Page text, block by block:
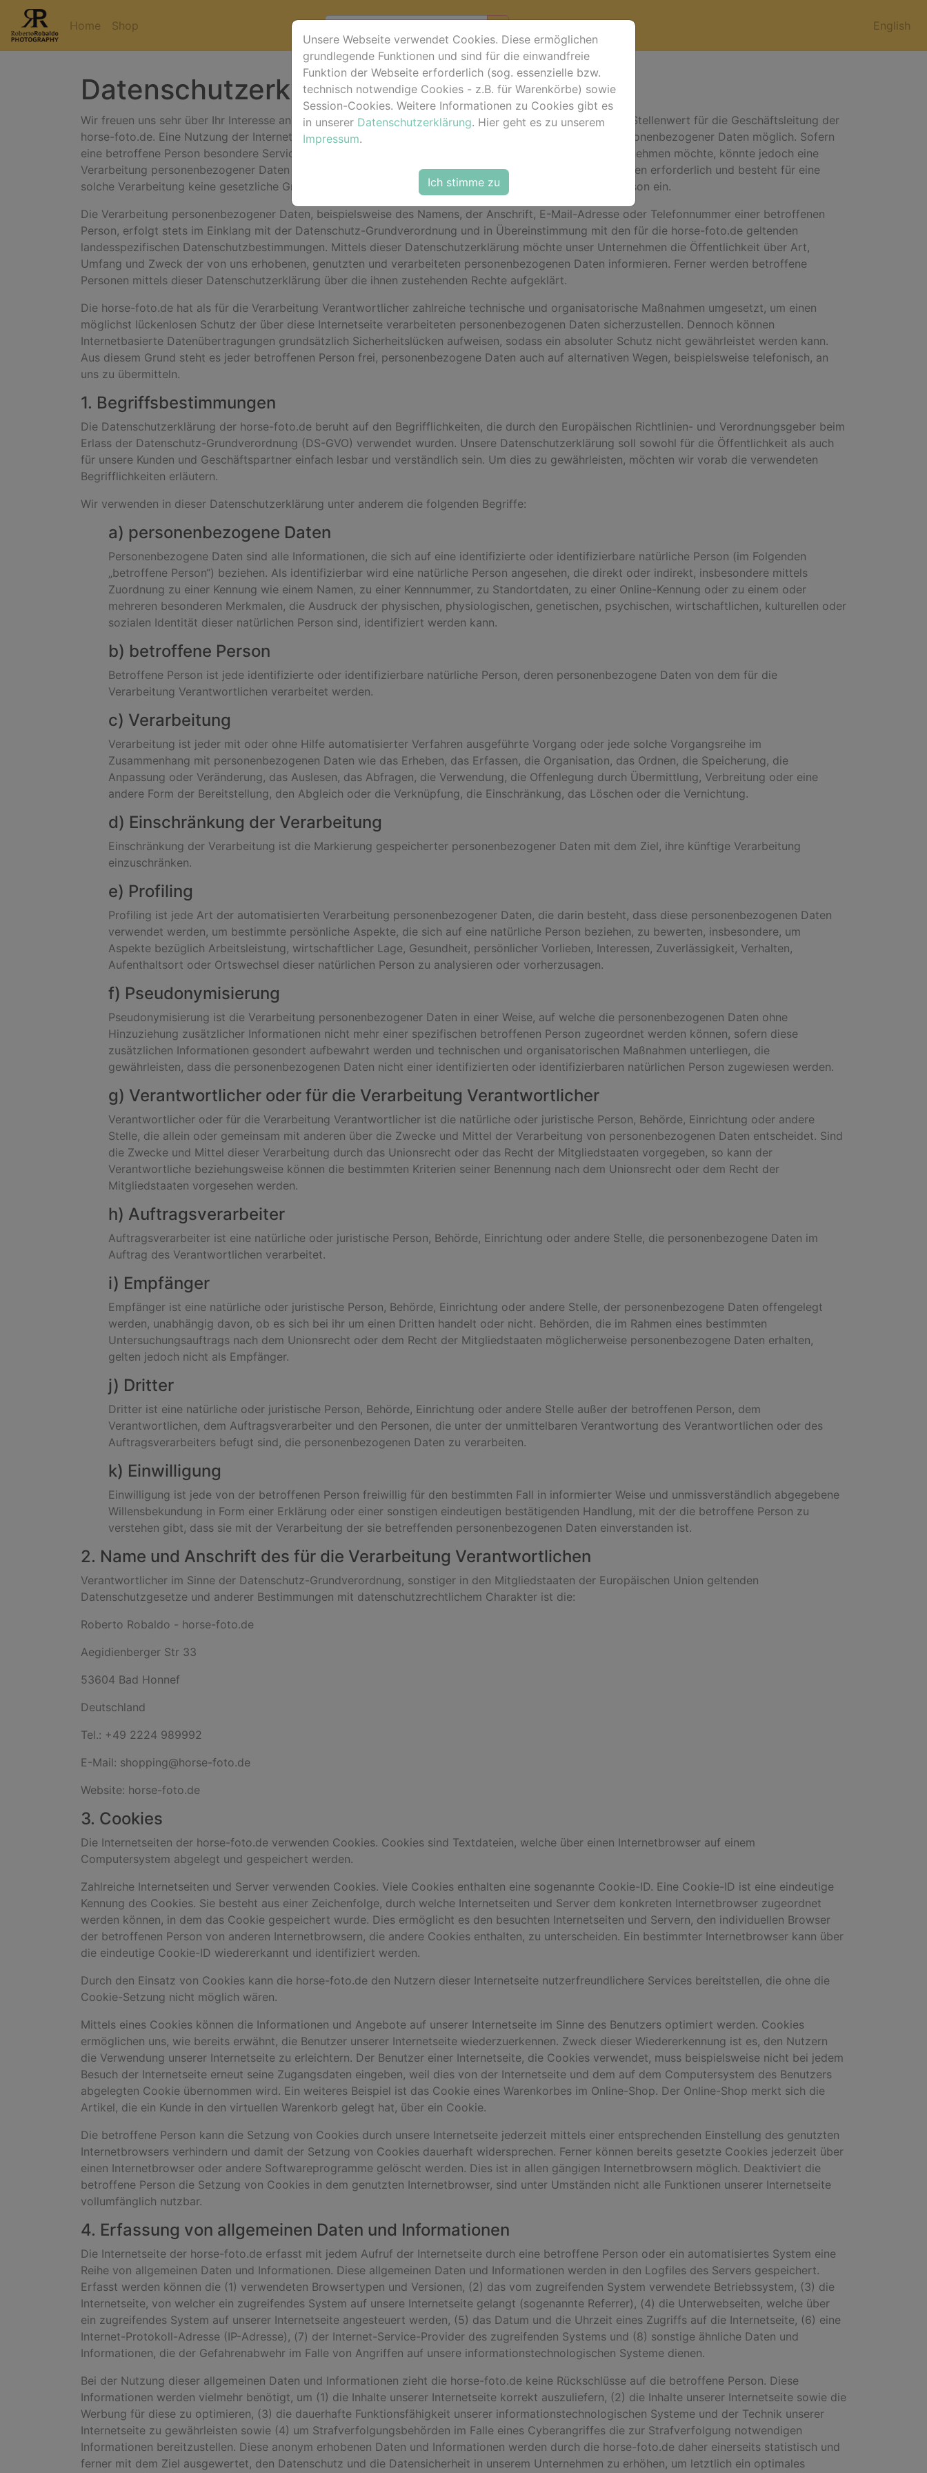
Home Shop English
Datenschutzerklärung
Wir freuen uns sehr über Ihr Interesse an unserem Unternehmen. Datenschutz hat einen besonders hohen Stellenwert für die Geschäftsleitung der
horse-foto.de. Eine Nutzung der Internetseiten der horse-foto.de ist grundsätzlich ohne jede Angabe personenbezogener Daten möglich. Sofern
eine betroffene Person besondere Services unseres Unternehmens über unsere Internetseite in Anspruch nehmen möchte, könnte jedoch eine
Verarbeitung personenbezogener Daten erforderlich werden. Ist die Verarbeitung personenbezogener Daten erforderlich und besteht für eine
solche Verarbeitung keine gesetzliche Grundlage, holen wir generell eine Einwilligung der betroffenen Person ein.
Die Verarbeitung personenbezogener Daten, beispielsweise des Namens, der Anschrift, E-Mail-Adresse oder Telefonnummer einer betroffenen
Person, erfolgt stets im Einklang mit der Datenschutz-Grundverordnung und in Übereinstimmung mit den für die horse-foto.de geltenden
landesspezifischen Datenschutzbestimmungen. Mittels dieser Datenschutzerklärung möchte unser Unternehmen die Öffentlichkeit über Art,
Umfang und Zweck der von uns erhobenen, genutzten und verarbeiteten personenbezogenen Daten informieren. Ferner werden betroffene
Personen mittels dieser Datenschutzerklärung über die ihnen zustehenden Rechte aufgeklärt.
Die horse-foto.de hat als für die Verarbeitung Verantwortlicher zahlreiche technische und organisatorische Maßnahmen umgesetzt, um einen
möglichst lückenlosen Schutz der über diese Internetseite verarbeiteten personenbezogenen Daten sicherzustellen. Dennoch können
Internetbasierte Datenübertragungen grundsätzlich Sicherheitslücken aufweisen, sodass ein absoluter Schutz nicht gewährleistet werden kann.
Aus diesem Grund steht es jeder betroffenen Person frei, personenbezogene Daten auch auf alternativen Wegen, beispielsweise telefonisch, an
uns zu übermitteln.
1. Begriffsbestimmungen
Die Datenschutzerklärung der horse-foto.de beruht auf den Begrifflichkeiten, die durch den Europäischen Richtlinien- und Verordnungsgeber beim
Erlass der Datenschutz-Grundverordnung (DS-GVO) verwendet wurden. Unsere Datenschutzerklärung soll sowohl für die Öffentlichkeit als auch
für unsere Kunden und Geschäftspartner einfach lesbar und verständlich sein. Um dies zu gewährleisten, möchten wir vorab die verwendeten
Begrifflichkeiten erläutern.
Wir verwenden in dieser Datenschutzerklärung unter anderem die folgenden Begriffe:
a) personenbezogene Daten
Personenbezogene Daten sind alle Informationen, die sich auf eine identifizierte oder identifizierbare natürliche Person (im Folgenden
„betroffene Person“) beziehen. Als identifizierbar wird eine natürliche Person angesehen, die direkt oder indirekt, insbesondere mittels
Zuordnung zu einer Kennung wie einem Namen, zu einer Kennnummer, zu Standortdaten, zu einer Online-Kennung oder zu einem oder
mehreren besonderen Merkmalen, die Ausdruck der physischen, physiologischen, genetischen, psychischen, wirtschaftlichen, kulturellen oder
sozialen Identität dieser natürlichen Person sind, identifiziert werden kann.
b) betroffene Person
Betroffene Person ist jede identifizierte oder identifizierbare natürliche Person, deren personenbezogene Daten von dem für die
Verarbeitung Verantwortlichen verarbeitet werden.
c) Verarbeitung
Verarbeitung ist jeder mit oder ohne Hilfe automatisierter Verfahren ausgeführte Vorgang oder jede solche Vorgangsreihe im
Zusammenhang mit personenbezogenen Daten wie das Erheben, das Erfassen, die Organisation, das Ordnen, die Speicherung, die
Anpassung oder Veränderung, das Auslesen, das Abfragen, die Verwendung, die Offenlegung durch Übermittlung, Verbreitung oder eine
andere Form der Bereitstellung, den Abgleich oder die Verknüpfung, die Einschränkung, das Löschen oder die Vernichtung.
d) Einschränkung der Verarbeitung
Einschränkung der Verarbeitung ist die Markierung gespeicherter personenbezogener Daten mit dem Ziel, ihre künftige Verarbeitung
einzuschränken.
e) Profiling
Profiling ist jede Art der automatisierten Verarbeitung personenbezogener Daten, die darin besteht, dass diese personenbezogenen Daten
verwendet werden, um bestimmte persönliche Aspekte, die sich auf eine natürliche Person beziehen, zu bewerten, insbesondere, um
Aspekte bezüglich Arbeitsleistung, wirtschaftlicher Lage, Gesundheit, persönlicher Vorlieben, Interessen, Zuverlässigkeit, Verhalten,
Aufenthaltsort oder Ortswechsel dieser natürlichen Person zu analysieren oder vorherzusagen.
f) Pseudonymisierung
Pseudonymisierung ist die Verarbeitung personenbezogener Daten in einer Weise, auf welche die personenbezogenen Daten ohne
Hinzuziehung zusätzlicher Informationen nicht mehr einer spezifischen betroffenen Person zugeordnet werden können, sofern diese
zusätzlichen Informationen gesondert aufbewahrt werden und technischen und organisatorischen Maßnahmen unterliegen, die
gewährleisten, dass die personenbezogenen Daten nicht einer identifizierten oder identifizierbaren natürlichen Person zugewiesen werden.
g) Verantwortlicher oder für die Verarbeitung Verantwortlicher
Verantwortlicher oder für die Verarbeitung Verantwortlicher ist die natürliche oder juristische Person, Behörde, Einrichtung oder andere
Stelle, die allein oder gemeinsam mit anderen über die Zwecke und Mittel der Verarbeitung von personenbezogenen Daten entscheidet. Sind
die Zwecke und Mittel dieser Verarbeitung durch das Unionsrecht oder das Recht der Mitgliedstaaten vorgegeben, so kann der
Verantwortliche beziehungsweise können die bestimmten Kriterien seiner Benennung nach dem Unionsrecht oder dem Recht der
Mitgliedstaaten vorgesehen werden.
h) Auftragsverarbeiter
Auftragsverarbeiter ist eine natürliche oder juristische Person, Behörde, Einrichtung oder andere Stelle, die personenbezogene Daten im
Auftrag des Verantwortlichen verarbeitet.
i) Empfänger
Empfänger ist eine natürliche oder juristische Person, Behörde, Einrichtung oder andere Stelle, der personenbezogene Daten offengelegt
werden, unabhängig davon, ob es sich bei ihr um einen Dritten handelt oder nicht. Behörden, die im Rahmen eines bestimmten
Untersuchungsauftrags nach dem Unionsrecht oder dem Recht der Mitgliedstaaten möglicherweise personenbezogene Daten erhalten,
gelten jedoch nicht als Empfänger.
j) Dritter
Dritter ist eine natürliche oder juristische Person, Behörde, Einrichtung oder andere Stelle außer der betroffenen Person, dem
Verantwortlichen, dem Auftragsverarbeiter und den Personen, die unter der unmittelbaren Verantwortung des Verantwortlichen oder des
Auftragsverarbeiters befugt sind, die personenbezogenen Daten zu verarbeiten.
k) Einwilligung
Einwilligung ist jede von der betroffenen Person freiwillig für den bestimmten Fall in informierter Weise und unmissverständlich abgegebene
Willensbekundung in Form einer Erklärung oder einer sonstigen eindeutigen bestätigenden Handlung, mit der die betroffene Person zu
verstehen gibt, dass sie mit der Verarbeitung der sie betreffenden personenbezogenen Daten einverstanden ist.
2. Name und Anschrift des für die Verarbeitung Verantwortlichen
Verantwortlicher im Sinne der Datenschutz-Grundverordnung, sonstiger in den Mitgliedstaaten der Europäischen Union geltenden
Datenschutzgesetze und anderer Bestimmungen mit datenschutzrechtlichem Charakter ist die:
Roberto Robaldo - horse-foto.de
Aegidienberger Str 33
53604 Bad Honnef
Deutschland
Tel.: +49 2224 989992
E-Mail: shopping@horse-foto.de
Website: horse-foto.de
3. Cookies
Die Internetseiten der horse-foto.de verwenden Cookies. Cookies sind Textdateien, welche über einen Internetbrowser auf einem
Computersystem abgelegt und gespeichert werden.
Zahlreiche Internetseiten und Server verwenden Cookies. Viele Cookies enthalten eine sogenannte Cookie-ID. Eine Cookie-ID ist eine eindeutige
Kennung des Cookies. Sie besteht aus einer Zeichenfolge, durch welche Internetseiten und Server dem konkreten Internetbrowser zugeordnet
werden können, in dem das Cookie gespeichert wurde. Dies ermöglicht es den besuchten Internetseiten und Servern, den individuellen Browser
der betroffenen Person von anderen Internetbrowsern, die andere Cookies enthalten, zu unterscheiden. Ein bestimmter Internetbrowser kann über
die eindeutige Cookie-ID wiedererkannt und identifiziert werden.
Durch den Einsatz von Cookies kann die horse-foto.de den Nutzern dieser Internetseite nutzerfreundlichere Services bereitstellen, die ohne die
Cookie-Setzung nicht möglich wären.
Mittels eines Cookies können die Informationen und Angebote auf unserer Internetseite im Sinne des Benutzers optimiert werden. Cookies
ermöglichen uns, wie bereits erwähnt, die Benutzer unserer Internetseite wiederzuerkennen. Zweck dieser Wiedererkennung ist es, den Nutzern
die Verwendung unserer Internetseite zu erleichtern. Der Benutzer einer Internetseite, die Cookies verwendet, muss beispielsweise nicht bei jedem
Besuch der Internetseite erneut seine Zugangsdaten eingeben, weil dies von der Internetseite und dem auf dem Computersystem des Benutzers
abgelegten Cookie übernommen wird. Ein weiteres Beispiel ist das Cookie eines Warenkorbes im Online-Shop. Der Online-Shop merkt sich die
Artikel, die ein Kunde in den virtuellen Warenkorb gelegt hat, über ein Cookie.
Die betroffene Person kann die Setzung von Cookies durch unsere Internetseite jederzeit mittels einer entsprechenden Einstellung des genutzten
Internetbrowsers verhindern und damit der Setzung von Cookies dauerhaft widersprechen. Ferner können bereits gesetzte Cookies jederzeit über
einen Internetbrowser oder andere Softwareprogramme gelöscht werden. Dies ist in allen gängigen Internetbrowsern möglich. Deaktiviert die
betroffene Person die Setzung von Cookies in dem genutzten Internetbrowser, sind unter Umständen nicht alle Funktionen unserer Internetseite
vollumfänglich nutzbar.
4. Erfassung von allgemeinen Daten und Informationen
Die Internetseite der horse-foto.de erfasst mit jedem Aufruf der Internetseite durch eine betroffene Person oder ein automatisiertes System eine
Reihe von allgemeinen Daten und Informationen. Diese allgemeinen Daten und Informationen werden in den Logfiles des Servers gespeichert.
Erfasst werden können die (1) verwendeten Browsertypen und Versionen, (2) das vom zugreifenden System verwendete Betriebssystem, (3) die
Internetseite, von welcher ein zugreifendes System auf unsere Internetseite gelangt (sogenannte Referrer), (4) die Unterwebseiten, welche über
ein zugreifendes System auf unserer Internetseite angesteuert werden, (5) das Datum und die Uhrzeit eines Zugriffs auf die Internetseite, (6) eine
Internet-Protokoll-Adresse (IP-Adresse), (7) der Internet-Service-Provider des zugreifenden Systems und (8) sonstige ähnliche Daten und
Informationen, die der Gefahrenabwehr im Falle von Angriffen auf unsere informationstechnologischen Systeme dienen.
Bei der Nutzung dieser allgemeinen Daten und Informationen zieht die horse-foto.de keine Rückschlüsse auf die betroffene Person. Diese
Informationen werden vielmehr benötigt, um (1) die Inhalte unserer Internetseite korrekt auszuliefern, (2) die Inhalte unserer Internetseite sowie die
Werbung für diese zu optimieren, (3) die dauerhafte Funktionsfähigkeit unserer informationstechnologischen Systeme und der Technik unserer
Internetseite zu gewährleisten sowie (4) um Strafverfolgungsbehörden im Falle eines Cyberangriffes die zur Strafverfolgung notwendigen
Informationen bereitzustellen. Diese anonym erhobenen Daten und Informationen werden durch die horse-foto.de daher einerseits statistisch und
ferner mit dem Ziel ausgewertet, den Datenschutz und die Datensicherheit in unserem Unternehmen zu erhöhen, um letztlich ein optimales
Unsere Webseite verwendet Cookies. Diese ermöglichen
grundlegende Funktionen und sind für die einwandfreie
Funktion der Webseite erforderlich (sog. essenzielle bzw.
technisch notwendige Cookies - z.B. für Warenkörbe) sowie
Session-Cookies. Weitere Informationen zu Cookies gibt es
in unserer Datenschutzerklärung. Hier geht es zu unserem
Impressum.
Ich stimme zu